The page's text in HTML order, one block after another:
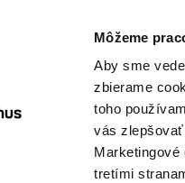
Môžeme
Aby sme
zbierame
toho
vás
Marketingové
tretími
Poukážky